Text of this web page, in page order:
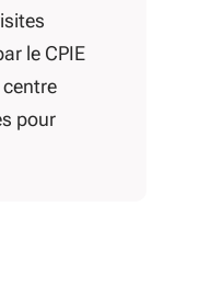
le CPIE
entre
pour